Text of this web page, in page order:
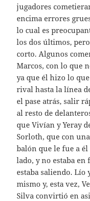
jugadores
encima errores
lo cual es
los dos últimos,
corto. Algunos
Marcos, con lo que
ya que él hizo lo
rival hasta la línea
el pase atrás, salir
al resto de
que Vivían y Yeray
Sorloth, que con
balón que le fue a
lado, y no estaba en
estaba saliendo. Lío
mismo y, esta vez,
Silva convirtió en